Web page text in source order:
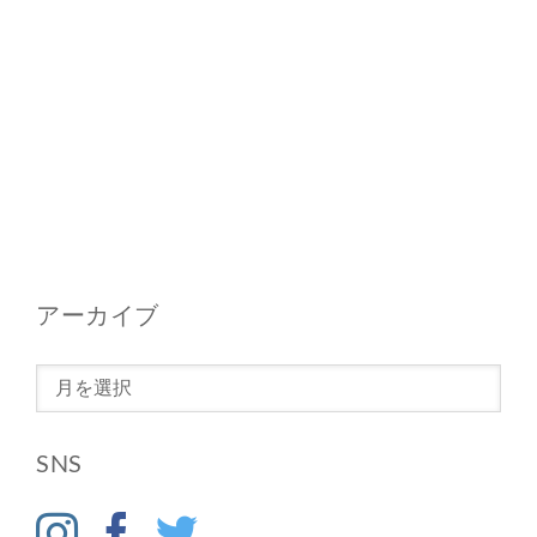
アーカイブ
ー
イ
ブ
SNS